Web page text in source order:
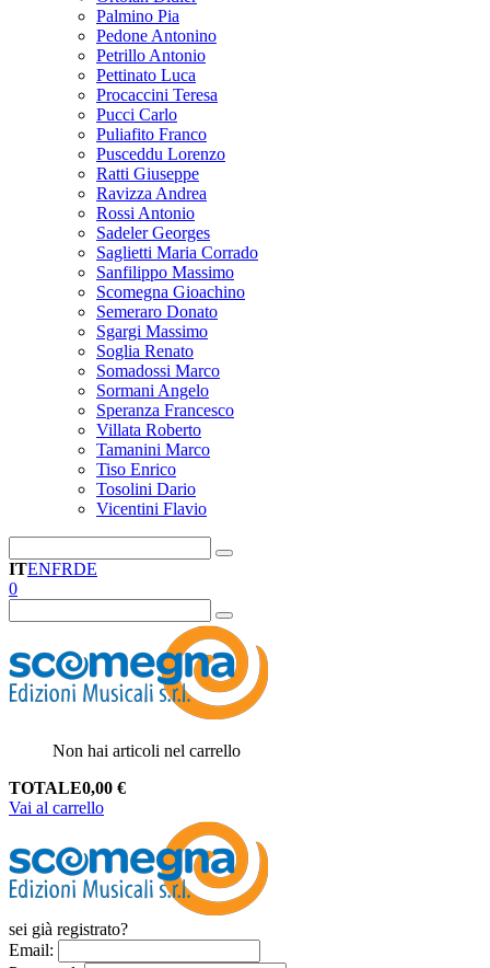
Palmino Pia
Pedone Antonino
Petrillo Antonio
Pettinato Luca
Procaccini Teresa
Pucci Carlo
Puliafito Franco
Pusceddu Lorenzo
Ratti Giuseppe
Ravizza Andrea
Rossi Antonio
Sadeler Georges
Saglietti Maria Corrado
Sanfilippo Massimo
Scomegna Gioachino
Semeraro Donato
Sgargi Massimo
Soglia Renato
Somadossi Marco
Sormani Angelo
Speranza Francesco
Villata Roberto
Tamanini Marco
Tiso Enrico
Tosolini Dario
Vicentini Flavio
ITENFRDE
0
Non hai articoli nel carrello
TOTALE0,00 €
Vai al carrello
sei già registrato?
Email: